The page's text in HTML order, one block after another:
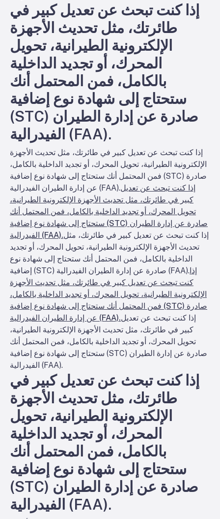
إذا كنت تبحث عن تعديل كبير في
طائرتك، مثل تحديث الأجهزة
الإلكترونية الطيرانية، تحويل
المحرك، أو تجديد الداخلية
بالكامل، فمن المحتمل أنك
ستحتاج إلى شهادة نوع إضافية
(STC) صادرة عن إدارة الطيران
الفيدرالية (FAA).
إذا كنت تبحث عن تعديل كبير في طائرتك، مثل تحديث الأجهزة
الإلكترونية الطيرانية، تحويل المحرك، أو تجديد الداخلية بالكامل،
فمن المحتمل أنك ستحتاج إلى شهادة نوع إضافية (STC) صادرة
عن إدارة الطيران الفيدرالية (FAA).إذا كنت تبحث عن تعديل
كبير في طائرتك، مثل تحديث الأجهزة الإلكترونية الطيرانية،
تحويل المحرك، أو تجديد الداخلية بالكامل، فمن المحتمل أنك
ستحتاج إلى شهادة نوع إضافية (STC) صادرة عن إدارة الطيران
الفيدرالية (FAA).إذا كنت تبحث عن تعديل كبير في طائرتك، مثل
تحديث الأجهزة الإلكترونية الطيرانية، تحويل المحرك، أو تجديد
الداخلية بالكامل، فمن المحتمل أنك ستحتاج إلى شهادة نوع
إضافية (STC) صادرة عن إدارة الطيران الفيدرالية (FAA).إذا
كنت تبحث عن تعديل كبير في طائرتك، مثل تحديث الأجهزة
الإلكترونية الطيرانية، تحويل المحرك، أو تجديد الداخلية بالكامل،
فمن المحتمل أنك ستحتاج إلى شهادة نوع إضافية (STC) صادرة
عن إدارة الطيران الفيدرالية (FAA).إذا كنت تبحث عن تعديل
كبير في طائرتك، مثل تحديث الأجهزة الإلكترونية الطيرانية،
تحويل المحرك، أو تجديد الداخلية بالكامل، فمن المحتمل أنك
ستحتاج إلى شهادة نوع إضافية (STC) صادرة عن إدارة الطيران
الفيدرالية (FAA).
إذا كنت تبحث عن تعديل كبير في
طائرتك، مثل تحديث الأجهزة
الإلكترونية الطيرانية، تحويل
المحرك، أو تجديد الداخلية
بالكامل، فمن المحتمل أنك
ستحتاج إلى شهادة نوع إضافية
(STC) صادرة عن إدارة الطيران
الفيدرالية (FAA).